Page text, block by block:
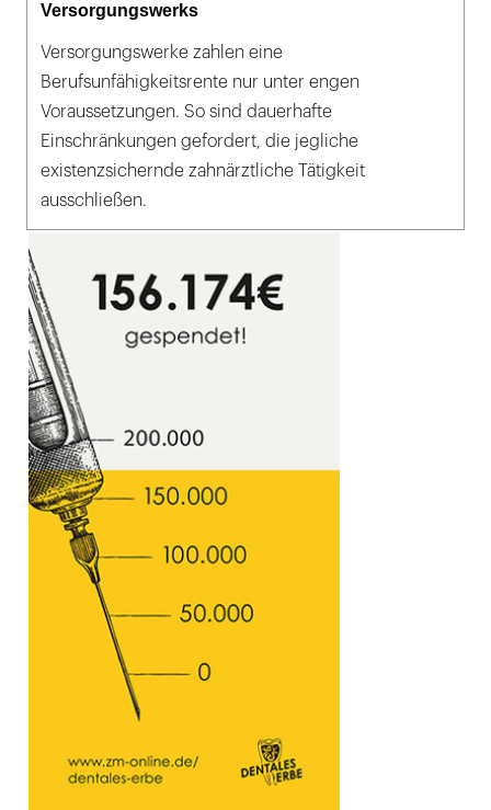
Versorgungswerks
Versorgungswerke zahlen eine
Berufsunfähigkeitsrente nur unter engen
Voraussetzungen. So sind dauerhafte
Einschränkungen gefordert, die jegliche
existenzsichernde zahnärztliche Tätigkeit
ausschließen.